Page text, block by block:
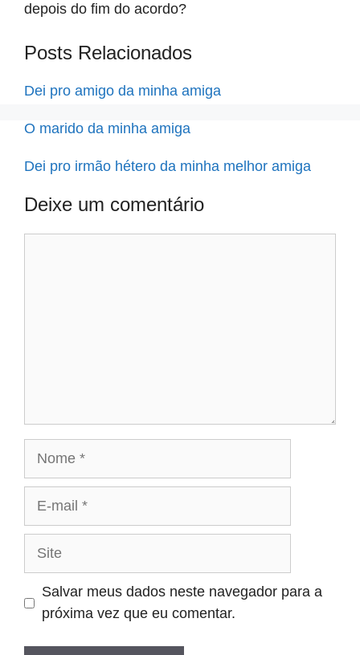
depois do fim do acordo?
Posts Relacionados
Dei pro amigo da minha amiga
O marido da minha amiga
Dei pro irmão hétero da minha melhor amiga
Deixe um comentário
Site
Salvar meus dados neste navegador para a
próxima vez que eu comentar.